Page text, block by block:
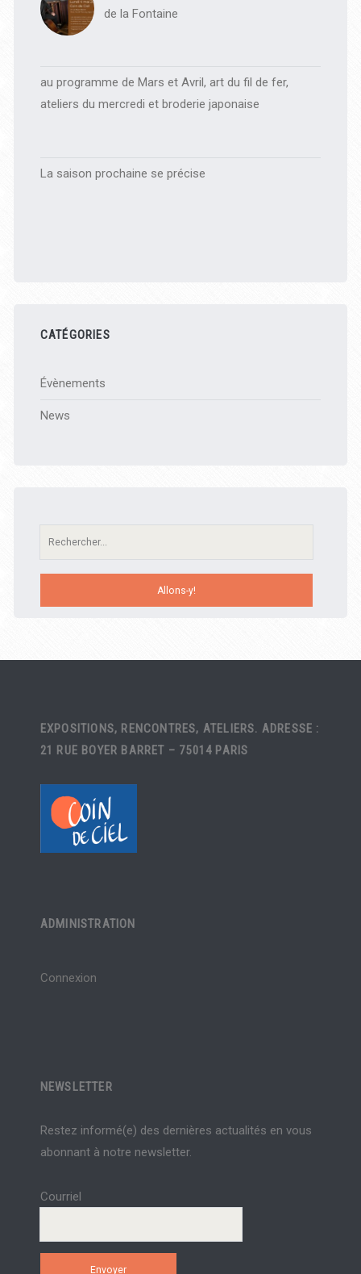
de la Fontaine
au programme de Mars et Avril, art du fil de fer,
ateliers du mercredi et broderie japonaise
La saison prochaine se précise
CATÉGORIES
Évènements
News
Recherche:
EXPOSITIONS, RENCONTRES, ATELIERS. ADRESSE :
21 RUE BOYER BARRET – 75014 PARIS
ADMINISTRATION
Connexion
NEWSLETTER
Restez informé(e) des dernières actualités en vous
abonnant à notre newsletter.
Courriel